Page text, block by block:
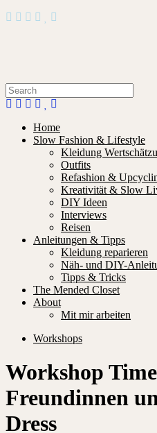
Home
Slow Fashion & Lifestyle
Kleidung
Outfits
Refashion &
Kreativität & Slow
DIY Ideen
Interviews
Reisen
Anleitungen & Tipps
Kleidung reparieren
Näh- und DIY-
Tipps & Tricks
The Mended Closet
About
Mit mir arbeiten
Workshops
Workshop
Freundinnen
Dress